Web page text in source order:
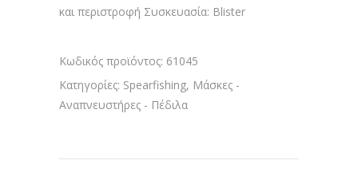
και περιστροφή Συσκευασία: Blister
Κωδικός προϊόντος: 61045
Κατηγορίες: Spearfishing, Μάσκες -
Αναπνευστήρες - Πέδιλα